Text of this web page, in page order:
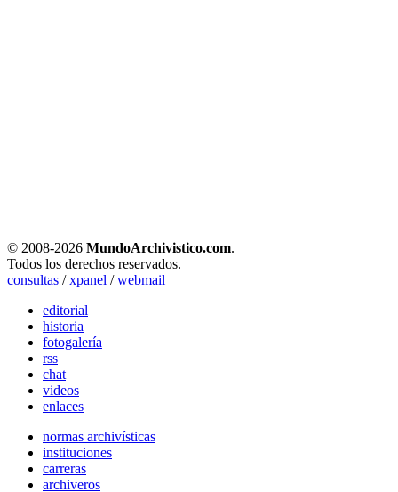
© 2008-2026 MundoArchivistico.com.
Todos los derechos reservados.
consultas /xpanel /webmail
editorial
historia
fotogalería
rss
chat
videos
enlaces
normas archivísticas
instituciones
carreras
archiveros